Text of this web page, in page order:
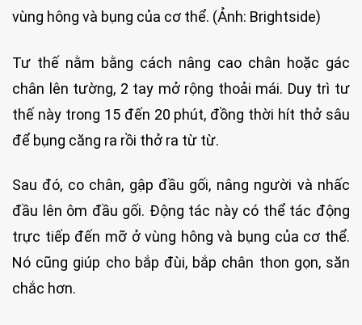
vùng hông và bụng của cơ thể. (Ảnh: Brightside)
Tư thế nằm bằng cách nâng cao chân hoặc gác
chân lên tường, 2 tay mở rộng thoải mái. Duy trì tư
thế này trong 15 đến 20 phút, đồng thời hít thở sâu
để bụng căng ra rồi thở ra từ từ.
Sau đó, co chân, gập đầu gối, nâng người và nhấc
đầu lên ôm đầu gối. Động tác này có thể tác động
trực tiếp đến mỡ ở vùng hông và bụng của cơ thể.
Nó cũng giúp cho bắp đùi, bắp chân thon gọn, săn
chắc hơn.